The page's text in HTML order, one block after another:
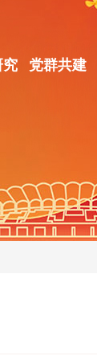
究 党群共建